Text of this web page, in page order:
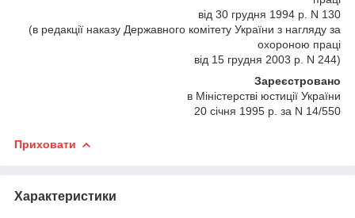
від 30 грудня 1994 р. N 130
(в редакції наказу Державного комітету України з нагляду за
охороною праці
від 15 грудня 2003 р. N 244)
Зареєстровано
в Міністерстві юстиції України
20 січня 1995 р. за N 14/550
Приховати
Характеристики